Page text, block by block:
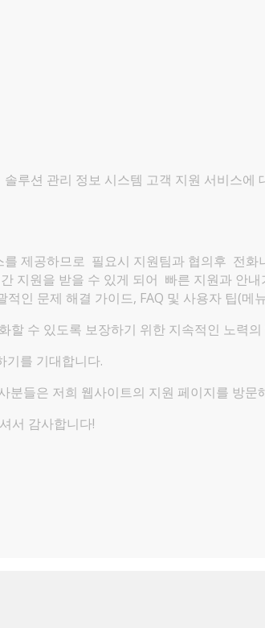
루션 관리 정보 시스템 고객 지원 서비스
제공하므로 필요시 지원팀과 협의후 전화
지원을 받을 수 있게 되어 빠른 지원과 안내
인 문제 해결 가이드, FAQ 및 사용자 팁(메
할 수 있도록 보장하기 위한 지속적인 노력의
기를 기대합니다.
들은 저희 웹사이트의 지원 페이지를 방문
서 감사합니다!